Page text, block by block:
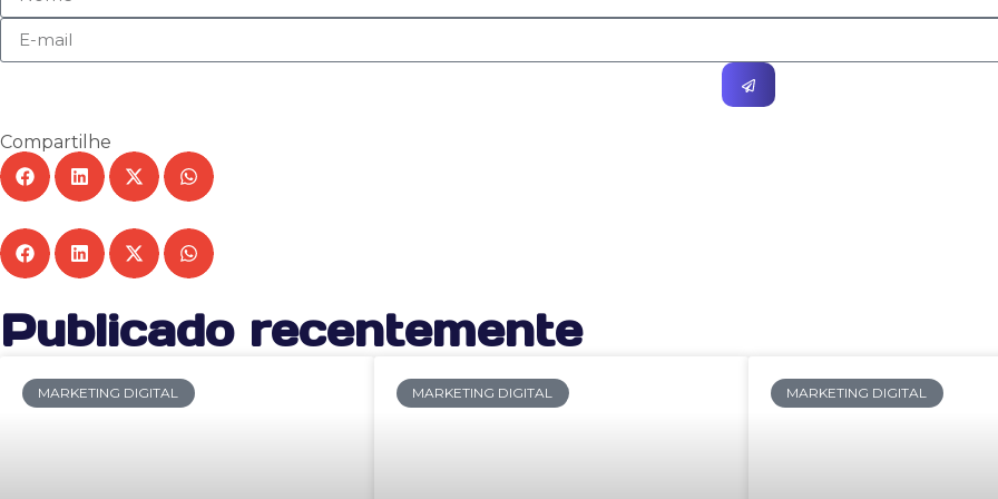
Compartilhe
Publicado recentemente
MARKETING DIGITAL MARKETING DIGITAL MARKETING DIGITAL